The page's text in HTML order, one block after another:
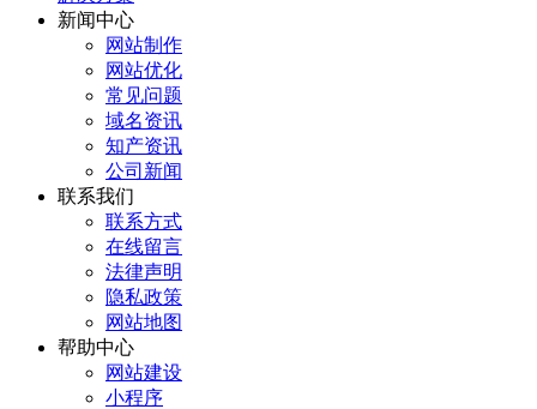
新闻中心
网站制作
网站优化
常见问题
域名资讯
知产资讯
公司新闻
联系我们
联系方式
在线留言
法律声明
隐私政策
网站地图
帮助中心
网站建设
小程序